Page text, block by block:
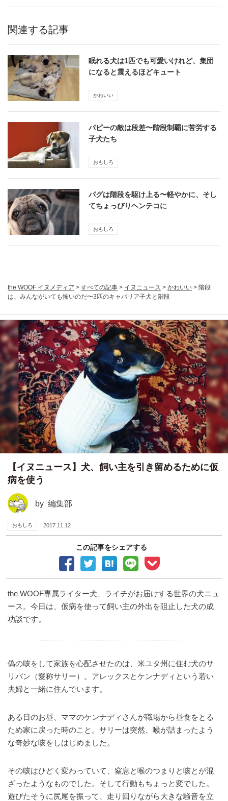
関連する記事
眠れる犬は1匹でも可愛いけれど、集団
になると震えるほどキュート
かわいい
パピーの敵は段差〜階段制覇に苦労する
子犬たち
おもしろ
パグは階段を駆け上る〜軽やかに、そし
てちょっぴりヘンテコに
おもしろ
the WOOF イヌメディア > すべての記事 > イヌニュース > かわいい > 階段
は、みんながいても怖いのだ〜3匹のキャバリア子犬と階段
【イヌニュース】犬、飼い主を引き留めるために仮
病を使う
by 編集部
おもしろ 2017.11.12
この記事をシェアする
the WOOF専属ライター犬、ライチがお届けする世界の犬ニュ
ース。今日は、仮病を使って飼い主の外出を阻止した犬の成
功談です。
偽の咳をして家族を心配させたのは、米ユタ州に住む犬のサ
リバン（愛称サリー）。アレックスとケンナディという若い
夫婦と一緒に住んでいます。
ある日のお昼、ママのケンナディさんが職場から昼食をとる
ため家に戻った時のこと。サリーは突然、喉が詰まったよう
な奇妙な咳をしはじめました。
その咳はひどく変わっていて、窒息と喉のつまりと咳とが混
ざったようなものでした。そして行動もちょっと変でした。
遊びたそうに尻尾を振って、走り回りながら大きな騒音を立